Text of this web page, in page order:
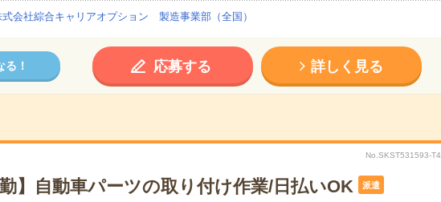
式会社綜合キャリアオプション 製造事業部（全国）
る！ 応募する 詳しく見る
No.SKST531593-T4
勤】自動車パーツの取り付け作業/日払いOK 派遣